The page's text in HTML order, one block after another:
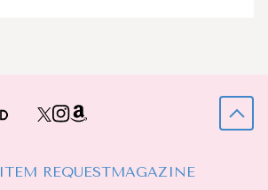
ITEM REQUESTMAGAZINE